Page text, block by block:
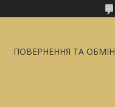
ПОВЕРНЕННЯ ТА ОБМІН